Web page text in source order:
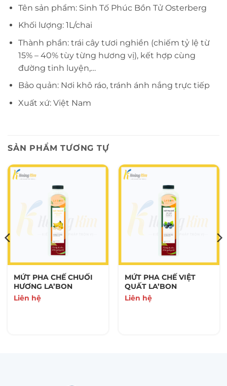
Tên sản phẩm: Sinh Tố Phúc Bồn Tử Osterberg
Khối lượng: 1L/chai
Thành phần: trái cây tươi nghiền (chiếm tỷ lệ từ
15% – 40% tùy từng hương vị), kết hợp cùng
đường tinh luyện,…
Bảo quản: Nơi khô ráo, tránh ánh nắng trực tiếp
Xuất xứ: Việt Nam
SẢN PHẨM TƯƠNG TỰ
MỨT PHA CHẾ CHUỐI
HƯƠNG LA’BON
Liên hệ
MỨT PHA CHẾ VIỆT
QUẤT LA’BON
Liên hệ